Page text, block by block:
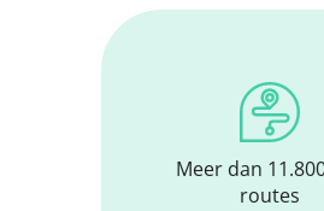
Meer dan
routes